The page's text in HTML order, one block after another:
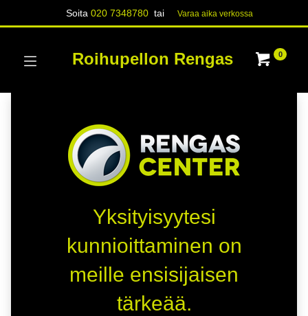
Soita020 7348780 tai Varaa aika verk​​​​ossa
Roihupellon Rengas 0
Yksityisyytesi
kunnioittaminen on
meille ensisijaisen
tärkeää.